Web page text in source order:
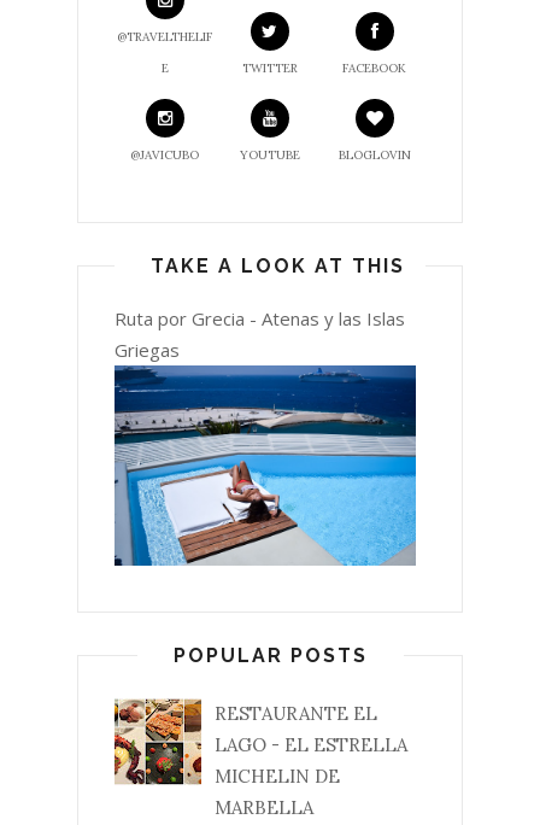
@TRAVELTHELIF
E
TWITTER FACEBOOK
@JAVICUBO YOUTUBE BLOGLOVIN
TAKE A LOOK AT THIS
Ruta por Grecia - Atenas y las Islas
Griegas
POPULAR POSTS
RESTAURANTE EL
LAGO - EL ESTRELLA
MICHELIN DE
MARBELLA